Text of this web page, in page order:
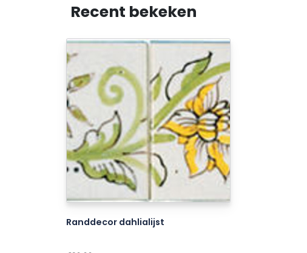
Recent bekeken
Randdecor dahlialijst